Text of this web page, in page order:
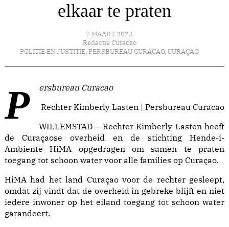
elkaar te praten
7 MAART 2023
Redactie Curacao
POLITIE EN JUSTITIE, PERSBUREAU CURACAO, CURAÇAO
Persbureau Curacao
Rechter Kimberly Lasten | Persbureau Curacao
WILLEMSTAD – Rechter Kimberly Lasten heeft
de Curaçaose overheid en de stichting Hende-i-
Ambiente HiMA opgedragen om samen te praten
toegang tot schoon water voor alle families op Curaçao.
HiMA had het land Curaçao voor de rechter gesleept,
omdat zij vindt dat de overheid in gebreke blijft en niet
iedere inwoner op het eiland toegang tot schoon water
garandeert.